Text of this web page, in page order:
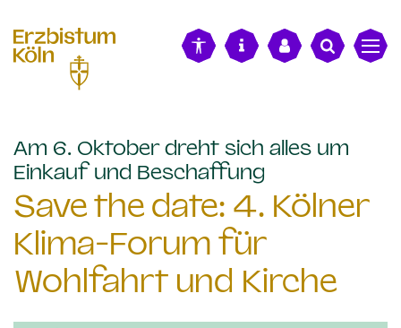
Am 6. Oktober dreht sich alles um
Einkauf und Beschaffung
Save the date: 4. Kölner
Klima-Forum für
Wohlfahrt und Kirche